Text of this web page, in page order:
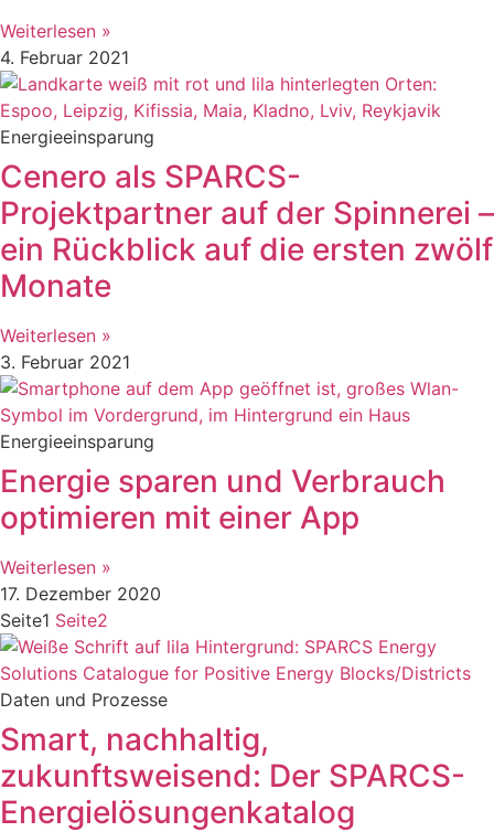
Weiterlesen »
4. Februar 2021
Energieeinsparung
Cenero als SPARCS-
Projektpartner auf der Spinnerei –
ein Rückblick auf die ersten zwölf
Monate
Weiterlesen »
3. Februar 2021
Energieeinsparung
Energie sparen und Verbrauch
optimieren mit einer App
Weiterlesen »
17. Dezember 2020
Seite1 Seite2
Daten und Prozesse
Smart, nachhaltig,
zukunftsweisend: Der SPARCS-
Energielösungenkatalog